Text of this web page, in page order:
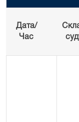
Дата/
Час